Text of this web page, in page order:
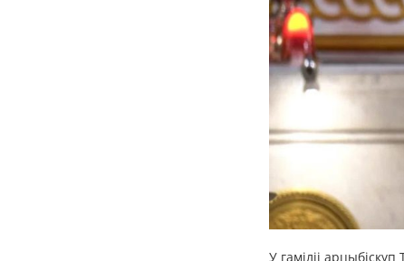
У гаміліі